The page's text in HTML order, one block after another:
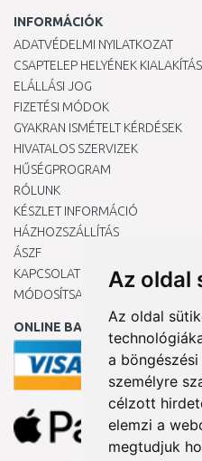
Az oldal
Az oldal
a
személyre
célzott
elemzi a
megtudjuk
INFORMÁCIÓK
ADATVÉDELMI NYILATKOZAT
CSAPTELEP HELYÉNEK
ELÁLLÁSI JOG
FIZETÉSI MÓDOK
GYAKRAN ISMÉTELT KÉRDÉSEK
HIVATALOS SZERVIZEK
HŰSÉGPROGRAM
RÓLUNK
KÉSZLET INFORMÁCIÓ
HÁZHOZSZÁLLÍTÁS
ÁSZF
KAPCSOLAT
MÓDOSÍTSA A COOKIE-
ONLINE BANKKÁRTYÁVAL